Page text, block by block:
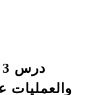
والعمليات